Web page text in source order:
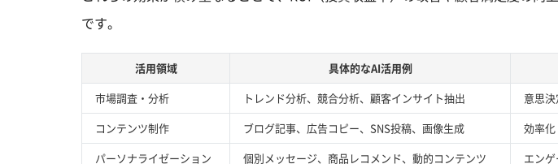
です。
活用領域 具体的なAI活用例
市場調査・分析
トレンド分析、競合分析、顧客インサイト抽出
意思
コンテンツ制作
ブログ記事、広告コピー、SNS投稿、画像生成
効率
パーソナライゼーション
個別メッセージ、商品レコメンド、動的コンテンツ
エン